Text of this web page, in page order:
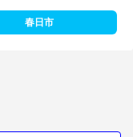
春日市